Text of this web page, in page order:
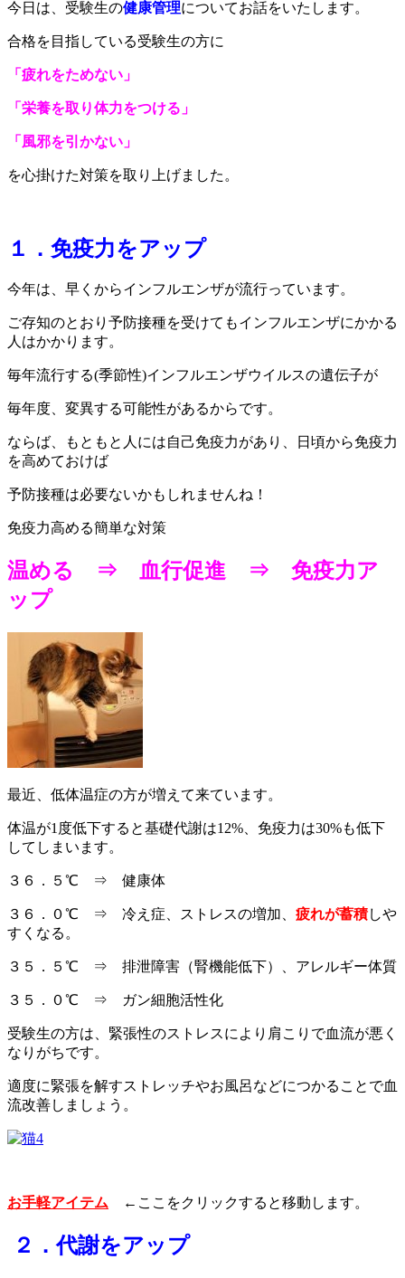
今日は、受験生の健康管理についてお話をいたします。
合格を目指している受験生の方に
「疲れをためない」
「栄養を取り体力をつける」
「風邪を引かない」
を心掛けた対策を取り上げました。
１．免疫力をアップ
今年は、早くからインフルエンザが流行っています。
ご存知のとおり予防接種を受けてもインフルエンザにかかる
人はかかります。
毎年流行する(季節性)インフルエンザウイルスの遺伝子が
毎年度、変異する可能性があるからです。
ならば、もともと人には自己免疫力があり、日頃から免疫力
を高めておけば
予防接種は必要ないかもしれませんね！
免疫力高める簡単な対策
温める ⇒ 血行促進 ⇒ 免疫力ア
ップ
最近、低体温症の方が増えて来ています。
体温が1度低下すると基礎代謝は12%、免疫力は30%も低下
してしまいます。
３６．５℃ ⇒ 健康体
３６．０℃ ⇒ 冷え症、ストレスの増加、 疲れが蓄積しや
すくなる。
３５．５℃ ⇒ 排泄障害（腎機能低下）、アレルギー体質
３５．０℃ ⇒ ガン細胞活性化
受験生の方は、緊張性のストレスにより肩こりで血流が悪く
なりがちです。
適度に緊張を解すストレッチやお風呂などにつかることで血
流改善しましょう。
お手軽アイテム ←ここをクリックすると移動します。
２．代謝をアップ